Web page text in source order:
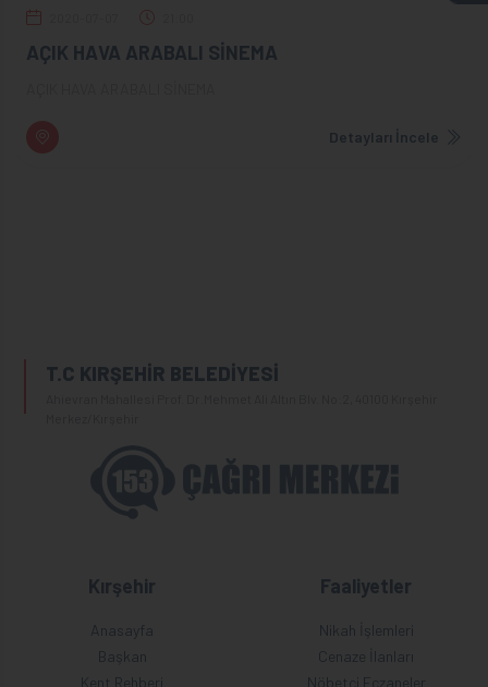
AÇIK HAVA ARABALI SİNEMA
Detayları İncele
T.C KIRŞEHİR BELEDİYESİ
Kırşehir
Anasayfa
Başkan
Kent Rehberi
Faaliyetler
Nikah İşlemleri
Cenaze İlanları
Nöbetçi Eczaneler